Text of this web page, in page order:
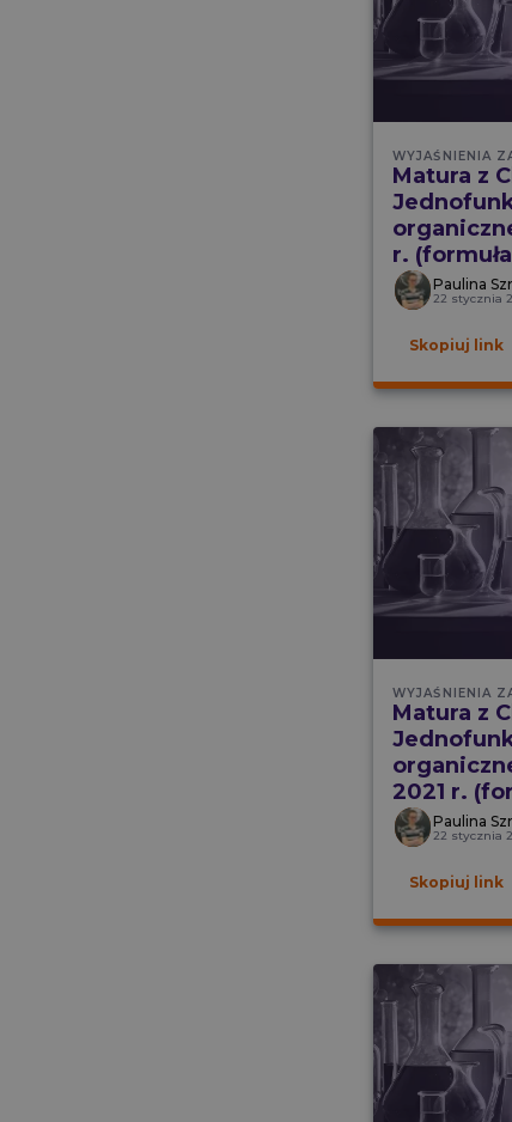
WYJAŚNIENIA
Matura z
r.
Paulina
22 stycznia
Skopiuj link
WYJAŚNIENIA
Matura z
2021 r.
Paulina
22 stycznia
Skopiuj link